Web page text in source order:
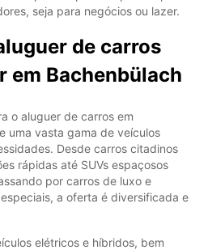
seja para negócios ou lazer.
de carros
em Bachenbülach
o aluguer de carros em
uma vasta gama de veículos
Desde carros citadinos
rápidas até SUVs espaçosos
por carros de luxo e
a oferta é diversificada e
elétricos e híbridos, bem